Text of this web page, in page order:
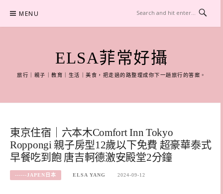
content
MENU
ELSA菲常好攝
旅行｜親子｜教育｜生活｜美食，把走過的路整理成你下一趟旅行的答案。
東京住宿｜六本木Comfort Inn Tokyo
Roppongi 親子房型12歲以下免費 超豪華泰式
早餐吃到飽 唐吉軻德激安殿堂2分鐘
------JAPEN日本 ELSA YANG 2024-09-12